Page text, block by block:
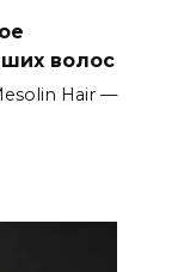
волос
Hair —